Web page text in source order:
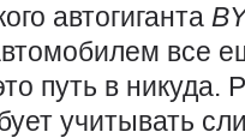
автогиганта
все
путь в никуда.
учитывать